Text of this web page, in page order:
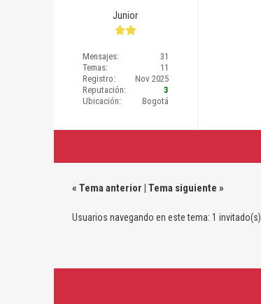
Junior
Mensajes:
31
Temas:
11
Registro:
Nov 2025
Reputación:
3
Ubicación:
Bogotá
« Tema anterior | Tema siguiente »
Usuarios navegando en este tema: 1 invitado(s)